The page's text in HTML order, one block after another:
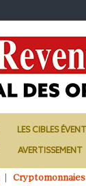
LES CIBLES
AVERTISSEMENT
Cryptomonnaies